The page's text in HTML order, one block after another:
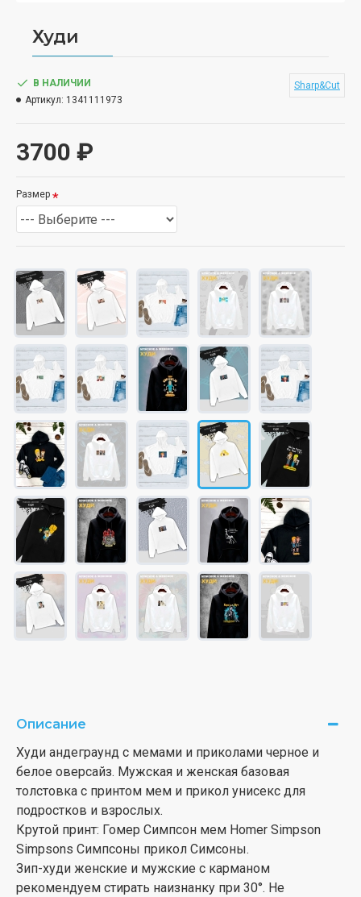
Худи
3700 ₽
В НАЛИЧИИ
Артикул: 1341111973
Sharp&Cut
Размер
Описание
Худи андеграунд с мемами и приколами черное и
белое оверсайз. Мужская и женская базовая
толстовка с принтом мем и прикол унисекс для
подростков и взрослых.
Крутой принт: Гомер Симпсон мем Homer Simpson
Simpsons Симпсоны прикол Симсоны.
Зип-худи женские и мужские с карманом
рекомендуем стирать наизнанку при 30°. Не